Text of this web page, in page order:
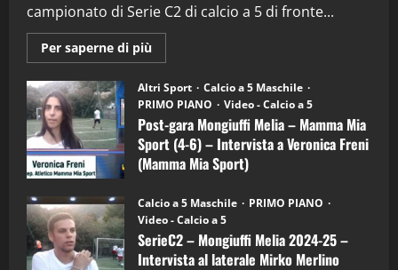
campionato di Serie C2 di calcio a 5 di fronte...
Per saperne di più
informazioni
Post-
gara
Mongiuffi
Melia
–
Mamma
Mia
Sport
6)
–
Intervista
a
mister
Arturo
Altri Sport
Calcio a 5 Maschile
PRIMO PIANO
Video - Calcio a 5
Post-gara Mongiuffi Melia – Mamma Mia
Sport (4-6) – Intervista a Veronica Freni
(Mamma Mia Sport)
Calcio a 5 Maschile
PRIMO PIANO
Video - Calcio a 5
SerieC2 – Mongiuffi Melia 2024-25 –
Intervista al laterale Mirko Merlino
2 28/04/2026
3
"SportEmpire" in Podcast
“SportEmpire” in Podcast: 28^ Puntata
(Martedi 21 Aprile 2026)
21/04/2026
4
“SportEmpire” in Podcast: 27^ Puntata
(Martedi 14 Aprile 2026)
15/04/2026